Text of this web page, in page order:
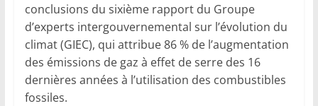
conclusions du sixième rapport du Groupe
d’experts intergouvernemental sur l’évolution du
climat (GIEC), qui attribue 86 % de l’augmentation
des émissions de gaz à effet de serre des 16
dernières années à l’utilisation des combustibles
fossiles.